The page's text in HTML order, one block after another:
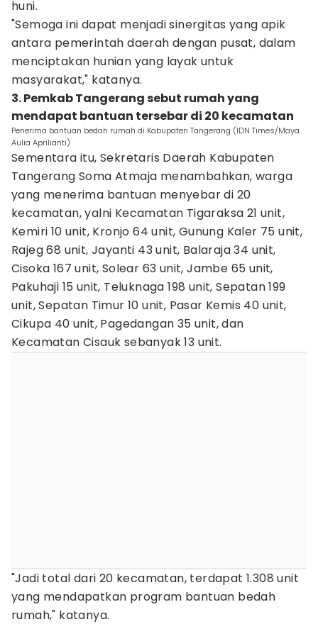
huni.
"Semoga ini dapat menjadi sinergitas yang apik
antara pemerintah daerah dengan pusat, dalam
menciptakan hunian yang layak untuk
masyarakat," katanya.
3. Pemkab Tangerang sebut rumah yang
mendapat bantuan tersebar di 20 kecamatan
Penerima bantuan bedah rumah di Kabupaten Tangerang (IDN Times/Maya
Aulia Aprilianti)
Sementara itu, Sekretaris Daerah Kabupaten
Tangerang Soma Atmaja menambahkan, warga
yang menerima bantuan menyebar di 20
kecamatan, yalni Kecamatan Tigaraksa 21 unit,
Kemiri 10 unit, Kronjo 64 unit, Gunung Kaler 75 unit,
Rajeg 68 unit, Jayanti 43 unit, Balaraja 34 unit,
Cisoka 167 unit, Solear 63 unit, Jambe 65 unit,
Pakuhaji 15 unit, Teluknaga 198 unit, Sepatan 199
unit, Sepatan Timur 10 unit, Pasar Kemis 40 unit,
Cikupa 40 unit, Pagedangan 35 unit, dan
Kecamatan Cisauk sebanyak 13 unit.
"Jadi total dari 20 kecamatan, terdapat 1.308 unit
yang mendapatkan program bantuan bedah
rumah," katanya.